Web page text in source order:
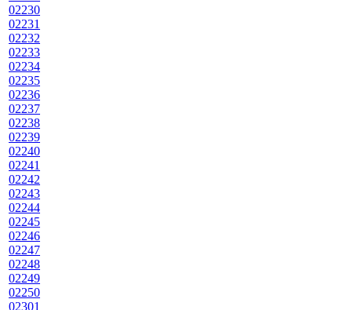
02230
02231
02232
02233
02234
02235
02236
02237
02238
02239
02240
02241
02242
02243
02244
02245
02246
02247
02248
02249
02250
02301